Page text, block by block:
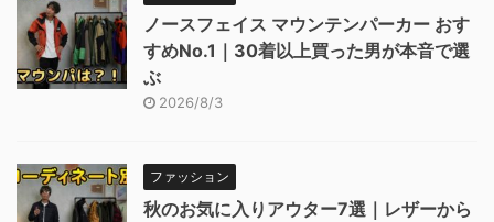
ノースフェイス マウンテンパーカー おす
すめNo.1｜30着以上買った男が本音で選
ぶ
2026/8/3
ファッション
秋のお気に入りアウター7選｜レザーから